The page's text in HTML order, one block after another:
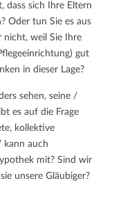
dass sich Ihre Eltern
Oder tun Sie es aus
nicht, weil Sie Ihre
gut
in dieser Lage?
sehen, seine /
es auf die Frage
kollektive
kann auch
mit? Sind wir
unsere Gläubiger?